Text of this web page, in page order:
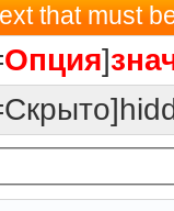
that must
Опция]